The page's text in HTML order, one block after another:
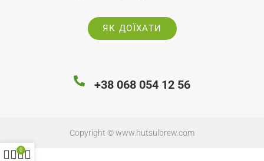
ЯК ДОЇХАТИ
+38 068 054 12 56
Copyright ©www.hutsulbrew.com
0